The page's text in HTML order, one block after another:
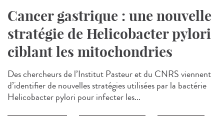
Cancer gastrique : une nouvelle
stratégie de Helicobacter pylori
ciblant les mitochondries
Des chercheurs de l’Institut Pasteur et du CNRS viennent
d’identifier de nouvelles stratégies utilisées par la bactérie
Helicobacter pylori pour infecter les...